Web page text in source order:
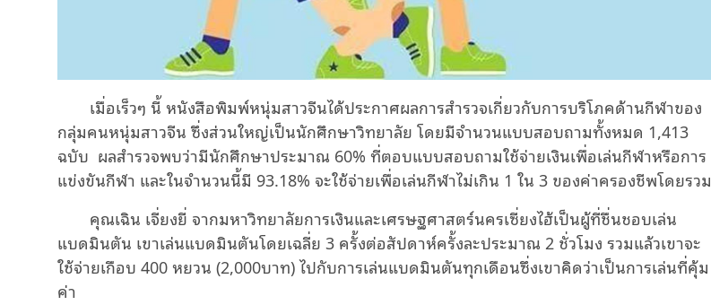
เมื่อเร็วๆ นี้ หนังสือพิมพ์หนุ่มสาวจีนได้ประกาศผลการสำรวจเกี่ยวกับการบริโภคด้านกีฬาของ
กลุ่มคนหนุ่มสาวจีน ซึ่งส่วนใหญ่เป็นนักศึกษาวิทยาลัย โดยมีจำนวนแบบสอบถามทั้งหมด 1,413
ฉบับ ผลสํารวจพบว่ามีนักศึกษาประมาณ 60% ที่ตอบแบบสอบถามใช้จ่ายเงินเพื่อเล่นกีฬาหรือการ
แข่งขันกีฬา และในจำนวนนี้มี 93.18% จะใช้จ่ายเพื่อเล่นกีฬาไม่เกิน 1 ใน 3 ของค่าครองชีพโดยรวม
คุณเฉิน เจี่ยงยี่ จากมหาวิทยาลัยการเงินและเศรษฐศาสตร์นครเซี่ยงไฮ้เป็นผู้ที่ชื่นชอบเล่น
แบดมินตัน เขาเล่นแบดมินตันโดยเฉลี่ย 3 ครั้งต่อสัปดาห์ครั้งละประมาณ 2 ชั่วโมง รวมแล้วเขาจะ
ใช้จ่ายเกือบ 400 หยวน (2,000บาท) ไปกับการเล่นแบดมินตันทุกเดือนซึ่งเขาคิดว่าเป็นการเล่นที่คุ้ม
ค่า